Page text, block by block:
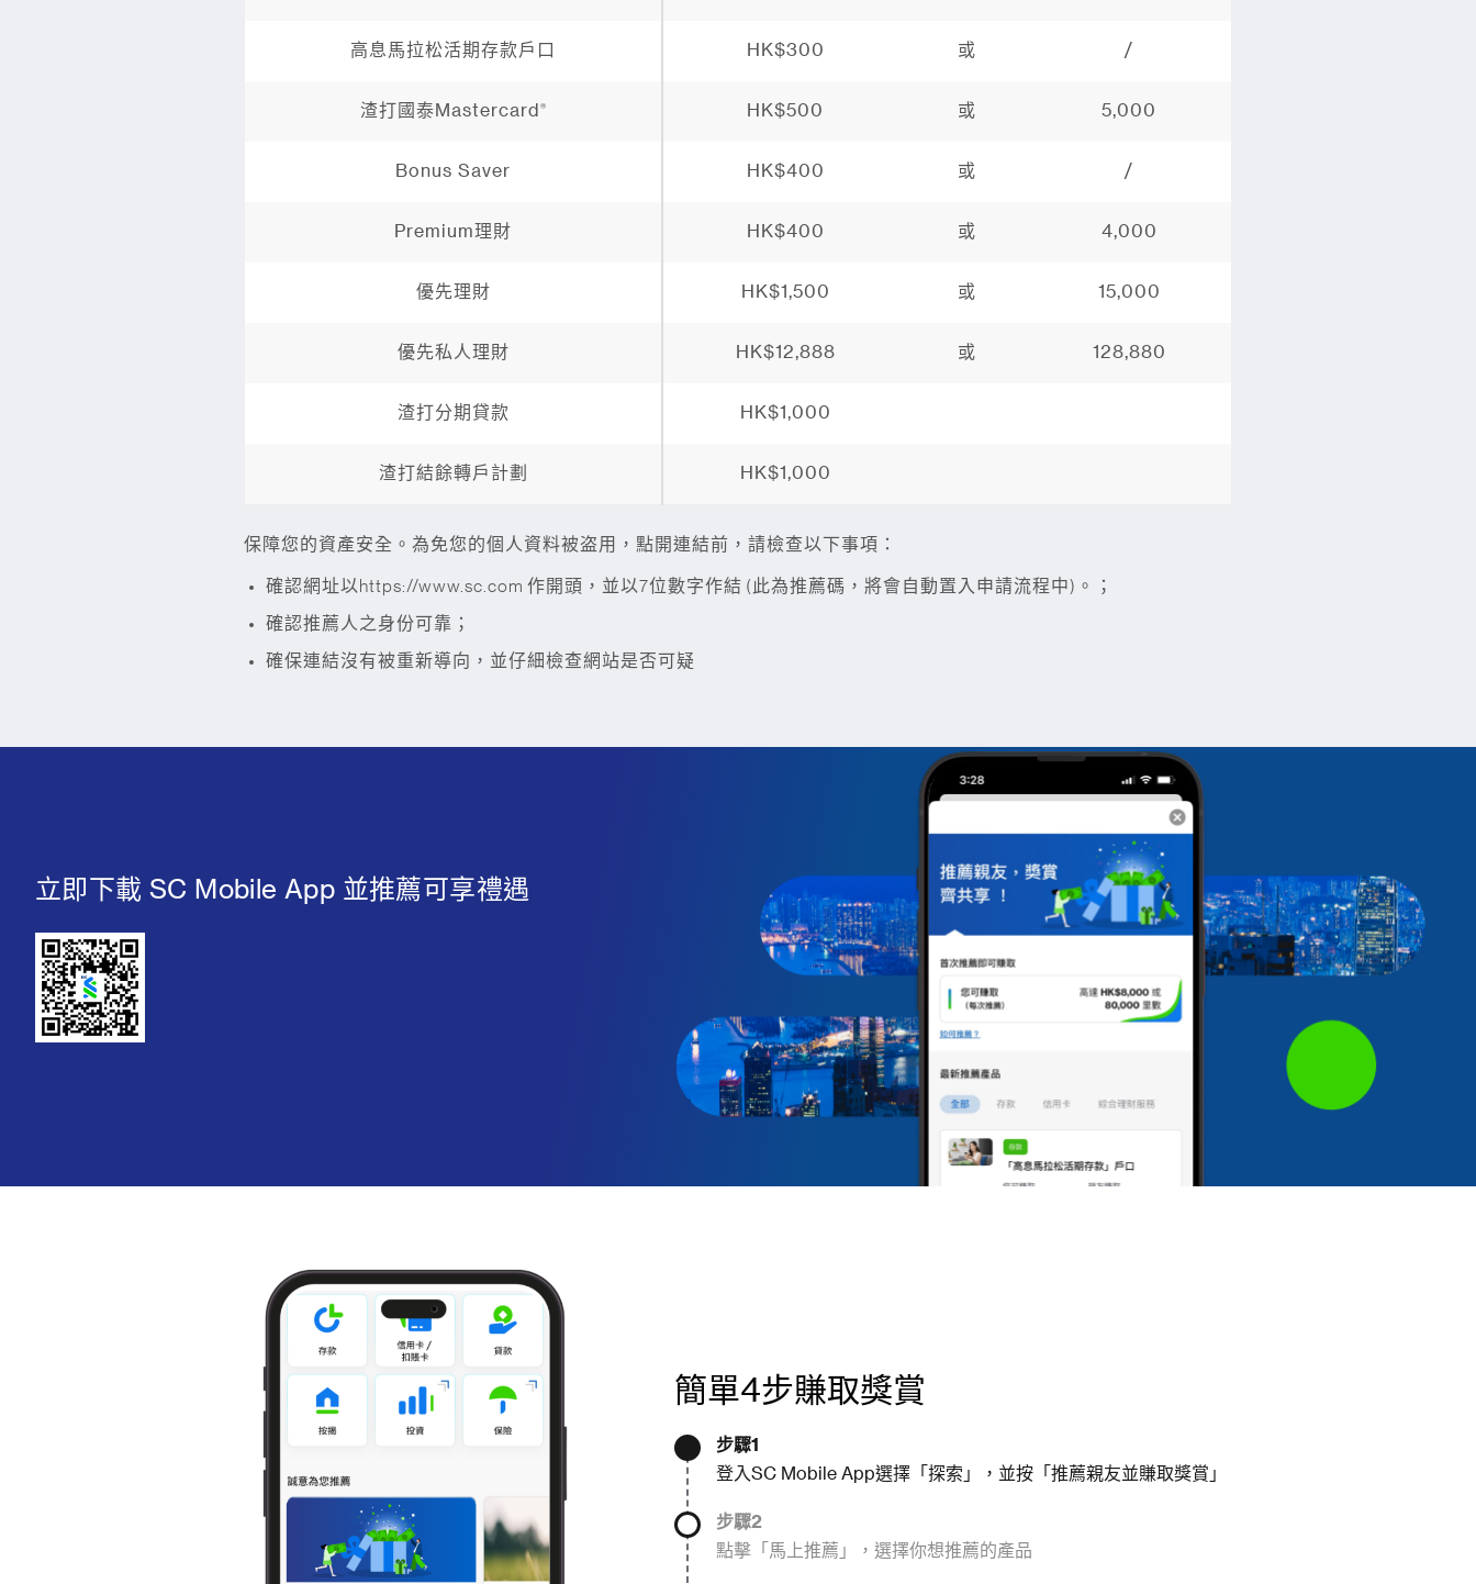
高息馬拉松活期存款戶口 HK$300 或 /
渣打國泰Mastercard ® HK$500 或 5,000
Bonus Saver HK$400 或 /
Premium理財 HK$400 或 4,000
優先理財 HK$1,500 或 15,000
優先私人理財 HK$12,888 或 128,880
渣打分期貸款 HK$1,000
渣打結餘轉戶計劃 HK$1,000
保障您的資產安全。為免您的個人資料被盗用，點開連結前，請檢查以下事項：
確認網址以https://www.sc.com 作開頭，並以7位數字作結 (此為推薦碼，將會自動置入申請流程中)。；
確認推薦人之身份可靠；
確保連結沒有被重新導向，並仔細檢查網站是否可疑
立即下載 SC Mobile App 並推薦可享禮遇
簡單4步賺取獎賞
步驟1
登入SC Mobile App選擇「探索」，並按「推薦親友並賺取獎賞」
步驟2
點擊「馬上推薦」，選擇你想推薦的產品